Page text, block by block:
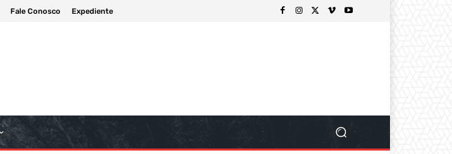
Fale Conosco Expediente